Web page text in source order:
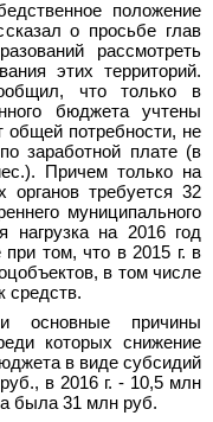
положение
о просьбе глав
рассмотреть
этих территорий.
что только в
бюджета учтены
потребности, не
заработной плате (в
Причем только на
органов требуется 32
муниципального
на 2016 год
том, что в 2015 г. в
в том числе
средств.
основные причины
которых снижение
в виде субсидий
в 2016 г. - 10,5 млн
была 31 млн руб.